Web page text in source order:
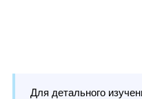
Для детального